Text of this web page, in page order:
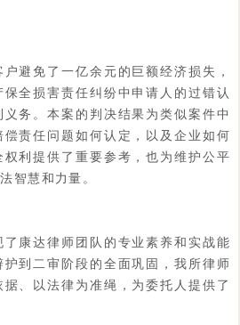
避免了一亿余元的巨额经济损失，
全损害责任纠纷中申请人的过错认
务。本案的判决结果为类似案件中
责任问题如何认定，以及企业如何
利提供了重要参考，也为维护公平
智慧和力量。
康达律师团队的专业素养和实战能
到二审阶段的全面巩固，我所律师
、以法律为准绳，为委托人提供了